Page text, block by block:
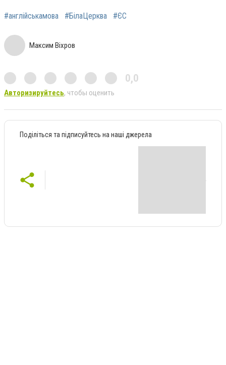
#англійськамова #БілаЦерква #ЄС
Максим Віхров
0,0
Авторизируйтесь, чтобы оценить
Поділіться та підписуйтесь на наші джерела